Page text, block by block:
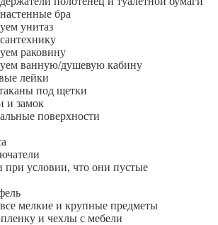
бра
унитаз
раковину
ванную/душевую кабину
лейки
под щетки
и замок
поверхности
условии, что они пустые
мелкие и крупные предметы
и чехлы с мебели